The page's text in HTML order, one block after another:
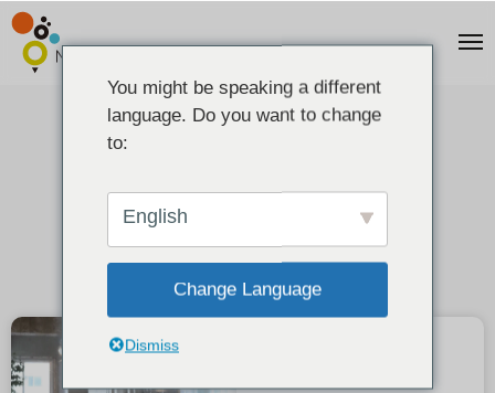
감염 예방의 추가 대책에 대해
You might be speaking a different
language. Do you want to change
to:
English
Change Language
Dismiss